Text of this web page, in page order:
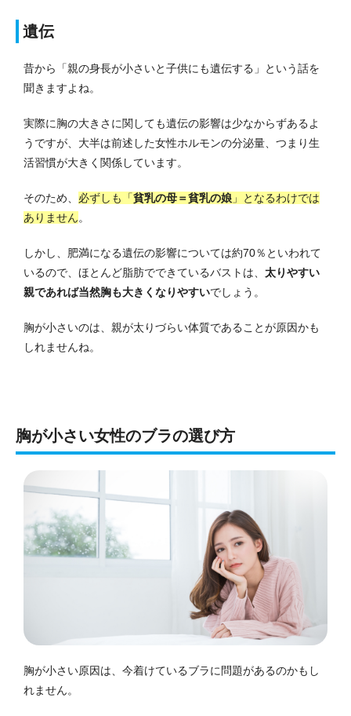
遺伝
昔から「親の身長が小さいと子供にも遺伝する」という話を
聞きますよね。
実際に胸の大きさに関しても遺伝の影響は少なからずあるよ
うですが、大半は前述した女性ホルモンの分泌量、つまり生
活習慣が大きく関係しています。
そのため、 必ずしも「貧乳の母＝貧乳の娘 」となるわけでは
ありません。
しかし、肥満になる遺伝の影響については約70％といわれて
いるので、ほとんど脂肪でできているバストは、 太りやすい
親であれば当然胸も大きくなりやすいでしょう。
胸が小さいのは、親が太りづらい体質であることが原因かも
しれませんね。
胸が小さい女性のブラの選び方
胸が小さい原因は、今着けているブラに問題があるのかもし
れません。